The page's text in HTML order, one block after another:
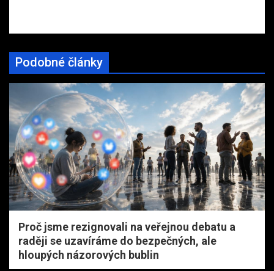
Podobné články
Proč jsme rezignovali na veřejnou debatu a
raději se uzavíráme do bezpečných, ale
hloupých názorových bublin